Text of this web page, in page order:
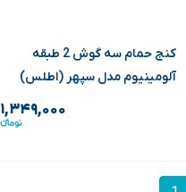
‏کنج حمام سه گوش 2 طبقه
آلومینیوم مدل سپهر (اطلس)
۱,۳۴۹,۰۰۰